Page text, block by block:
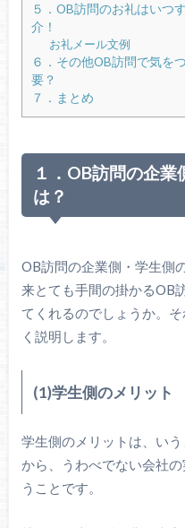
５．OB訪問のお礼はいつ
介！
お礼メール文例
６．その他OB訪問で気を
要？
７．まとめ
１．OB訪問の企業
は？
OB訪問の企業側・学生側
来とても手間の掛かるOB
てくれるのでしょうか。
く説明します。
(1)学生側のメリット
学生側のメリットは、い
から、うわべでない会社
うことです。